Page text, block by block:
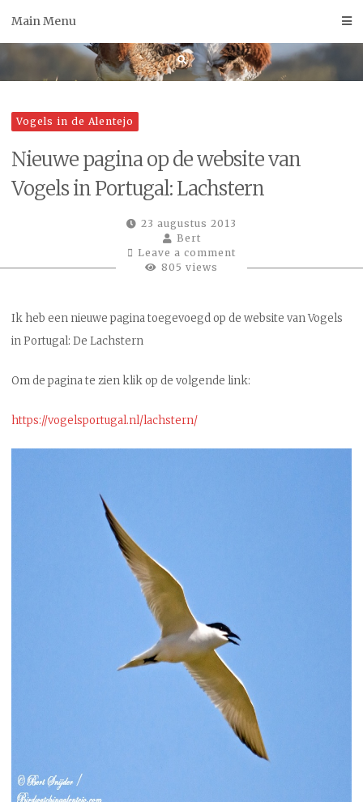
Main Menu
Vogels in de Alentejo
Nieuwe pagina op de website van
Vogels in Portugal: Lachstern
23 augustus 2013
Bert
Leave a comment
805 views
Ik heb een nieuwe pagina toegevoegd op de website van Vogels
in Portugal: De Lachstern
Om de pagina te zien klik op de volgende link:
https://vogelsportugal.nl/lachstern/